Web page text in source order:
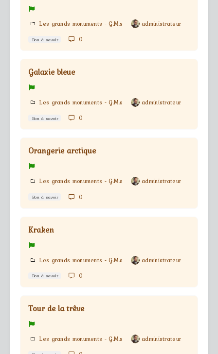
Les grands monuments - G.M.s administrateur
Bon à savoir 0
Galaxie bleue
Les grands monuments - G.M.s administrateur
Bon à savoir 0
Orangerie arctique
Les grands monuments - G.M.s administrateur
Bon à savoir 0
Kraken
Les grands monuments - G.M.s administrateur
Bon à savoir 0
Tour de la trêve
Les grands monuments - G.M.s administrateur